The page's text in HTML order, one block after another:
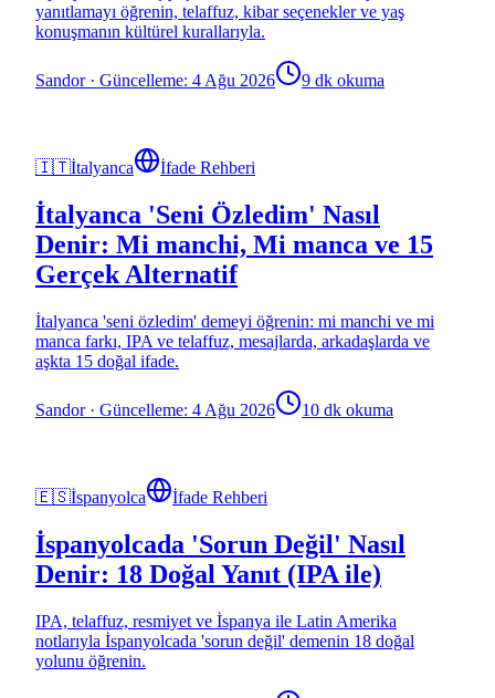
yanıtlamayı öğrenin, telaffuz, kibar seçenekler ve yaş
konuşmanın kültürel kurallarıyla.
Sandor· Güncelleme: 4 Ağu 2026 9 dk okuma
🇮🇹İtalyanca İfade Rehberi
İtalyanca 'Seni Özledim' Nasıl
Denir: Mi manchi, Mi manca ve 15
Gerçek Alternatif
İtalyanca 'seni özledim' demeyi öğrenin: mi manchi ve mi
manca farkı, IPA ve telaffuz, mesajlarda, arkadaşlarda ve
aşkta 15 doğal ifade.
Sandor· Güncelleme: 4 Ağu 2026 10 dk okuma
🇪🇸İspanyolca İfade Rehberi
İspanyolcada 'Sorun Değil' Nasıl
Denir: 18 Doğal Yanıt (IPA ile)
IPA, telaffuz, resmiyet ve İspanya ile Latin Amerika
notlarıyla İspanyolcada 'sorun değil' demenin 18 doğal
yolunu öğrenin.